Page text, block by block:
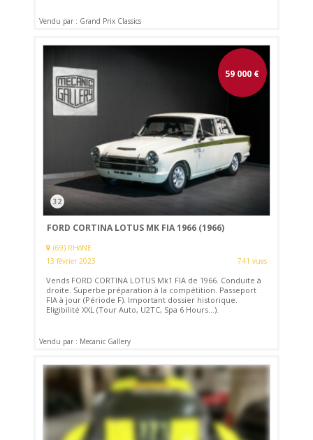
Vendu par : Grand Prix Classics
59 000 €
32
FORD CORTINA LOTUS MK FIA 1966 (1966)
(69) RHôNE
13 février 2023
741 vues
Vends FORD CORTINA LOTUS Mk1 FIA de 1966. Conduite à
droite. Superbe préparation à la compétition. Passeport
FIA à jour (Période F). Important dossier historique.
Eligibilité XXL (Tour Auto, U2TC, Spa 6 Hours...).
Vendu par : Mecanic Gallery